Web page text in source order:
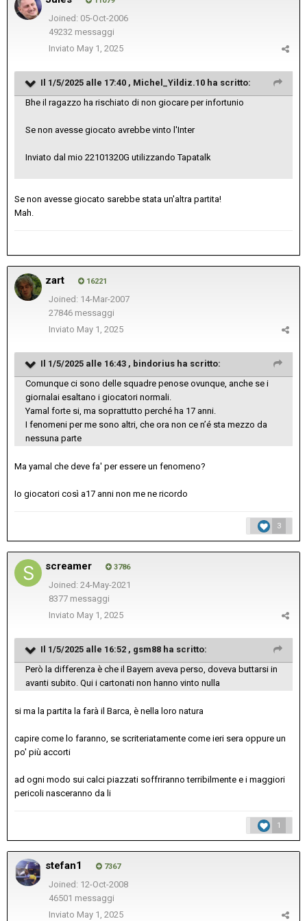
Joined: 05-Oct-2006
49232 messaggi
Inviato May 1, 2025
Il 1/5/2025 alle 17:40 , Michel_Yildiz.10 ha scritto:
Bhe il ragazzo ha rischiato di non giocare per infortunio
Se non avesse giocato avrebbe vinto l'Inter
Inviato dal mio 22101320G utilizzando Tapatalk
Se non avesse giocato sarebbe stata un'altra partita!
Mah.
zart 16221
Joined: 14-Mar-2007
27846 messaggi
Inviato May 1, 2025
Il 1/5/2025 alle 16:43 , bindorius ha scritto:
Comunque ci sono delle squadre penose ovunque, anche se i
giornalai esaltano i giocatori normali.
Yamal forte si, ma soprattutto perché ha 17 anni.
I fenomeni per me sono altri, che ora non ce n’é sta mezzo da
nessuna parte
Ma yamal che deve fa' per essere un fenomeno?
Io giocatori così a17 anni non me ne ricordo
3
screamer 3786
Joined: 24-May-2021
8377 messaggi
Inviato May 1, 2025
Il 1/5/2025 alle 16:52 , gsm88 ha scritto:
Però la differenza è che il Bayern aveva perso, doveva buttarsi in
avanti subito. Qui i cartonati non hanno vinto nulla
si ma la partita la farà il Barca, è nella loro natura
capire come lo faranno, se scriteriatamente come ieri sera oppure un
po' più accorti
ad ogni modo sui calci piazzati soffriranno terribilmente e i maggiori
pericoli nasceranno da li
1
stefan1 7367
Joined: 12-Oct-2008
46501 messaggi
Inviato May 1, 2025